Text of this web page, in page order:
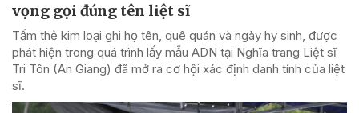
vọng gọi đúng tên liệt sĩ
Tấm thẻ kim loại ghi họ tên, quê quán và ngày hy sinh, được
phát hiện trong quá trình lấy mẫu ADN tại Nghĩa trang Liệt sĩ
Tri Tôn (An Giang) đã mở ra cơ hội xác định danh tính của liệt
sĩ.